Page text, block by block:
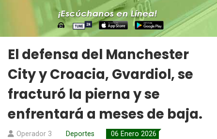
El defensa del Manchester
City y Croacia, Gvardiol, se
fracturó la pierna y se
enfrentará a meses de baja.
Operador 3 Deportes
06 Enero 2026